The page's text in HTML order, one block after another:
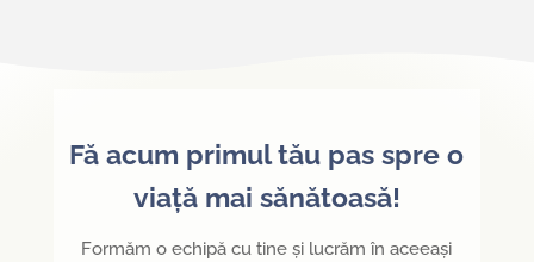
Fă acum primul tău pas spre o
viață mai sănătoasă!
Formăm o echipă cu tine și lucrăm în aceeași